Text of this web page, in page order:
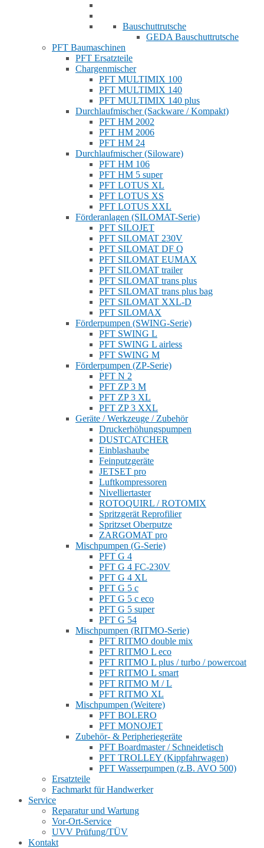
Bauschuttrutsche
GEDA Bauschuttrutsche
PFT Baumaschinen
PFT Ersatzteile
Chargenmischer
PFT MULTIMIX 100
PFT MULTIMIX 140
PFT MULTIMIX 140 plus
Durchlaufmischer (Sackware / Kompakt)
PFT HM 2002
PFT HM 2006
PFT HM 24
Durchlaufmischer (Siloware)
PFT HM 106
PFT HM 5 super
PFT LOTUS XL
PFT LOTUS XS
PFT LOTUS XXL
Förderanlagen (SILOMAT-Serie)
PFT SILOJET
PFT SILOMAT 230V
PFT SILOMAT DF Q
PFT SILOMAT EUMAX
PFT SILOMAT trailer
PFT SILOMAT trans plus
PFT SILOMAT trans plus bag
PFT SILOMAT XXL-D
PFT SILOMAX
Förderpumpen (SWING-Serie)
PFT SWING L
PFT SWING L airless
PFT SWING M
Förderpumpen (ZP-Serie)
PFT N 2
PFT ZP 3 M
PFT ZP 3 XL
PFT ZP 3 XXL
Geräte / Werkzeuge / Zubehör
Druckerhöhungspumpen
DUSTCATCHER
Einblashaube
Feinputzgeräte
JETSET pro
Luftkompressoren
Nivelliertaster
ROTOQUIRL / ROTOMIX
Spritzgerät Reprofilier
Spritzset Oberputze
ZARGOMAT pro
Mischpumpen (G-Serie)
PFT G 4
PFT G 4 FC-230V
PFT G 4 XL
PFT G 5 c
PFT G 5 c eco
PFT G 5 super
PFT G 54
Mischpumpen (RITMO-Serie)
PFT RITMO double mix
PFT RITMO L eco
PFT RITMO L plus / turbo / powercoat
PFT RITMO L smart
PFT RITMO M / L
PFT RITMO XL
Mischpumpen (Weitere)
PFT BOLERO
PFT MONOJET
Zubehör- & Peripheriegeräte
PFT Boardmaster / Schneidetisch
PFT TROLLEY (Kippfahrwagen)
PFT Wasserpumpen (z.B. AVO 500)
Ersatzteile
Fachmarkt für Handwerker
Service
Reparatur und Wartung
Vor-Ort-Service
UVV Prüfung/TÜV
Kontakt